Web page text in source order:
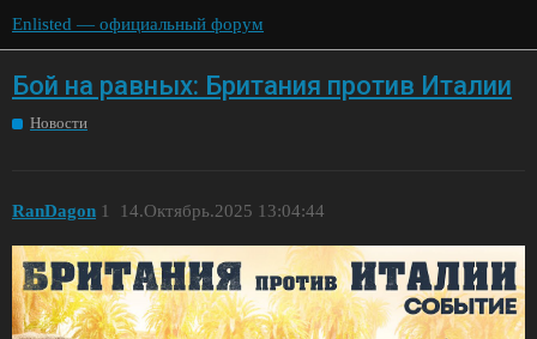
Enlisted — официальный форум
Бой на равных: Британия против Италии
Новости
RanDagon 14.Октябрь.2025 13:04:44
1